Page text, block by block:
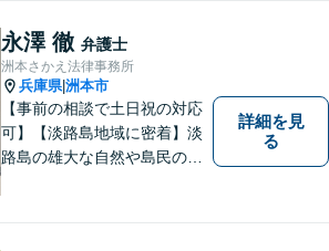
とりに合ったサポートを心が
けています。【夜間・休日相
談可能】【オンライン出張相
談可】
永澤 徹 弁護士
洲本さかえ法律事務所
兵庫県|洲本市
【事前の相談で土日祝の対応
可】【淡路島地域に密着】淡
路島の雄大な自然や島民の
力で励んでおります。事前の
詳細を見
る